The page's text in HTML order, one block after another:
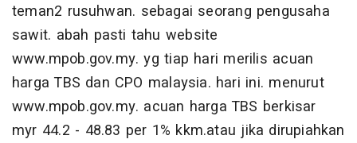
teman2 rusuhwan. sebagai seorang pengusaha
sawit. abah pasti tahu website
www.mpob.gov.my. yg tiap hari merilis acuan
harga TBS dan CPO malaysia. hari ini. menurut
www.mpob.gov.my. acuan harga TBS berkisar
myr 44.2 - 48.83 per 1% kkm.atau jika dirupiahkan